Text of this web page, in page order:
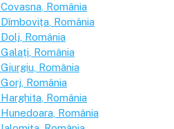
Covasna , România
Dîmbovița , România
Dolj , România
Galați , România
Giurgiu , România
Gorj , România
Harghita , România
Hunedoara , România